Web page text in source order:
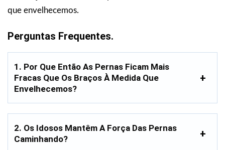
que envelhecemos.
Perguntas Frequentes.
1. Por Que Então As Pernas Ficam Mais
Fracas Que Os Braços À Medida Que
Envelhecemos?
2. Os Idosos Mantêm A Força Das Pernas
Caminhando?